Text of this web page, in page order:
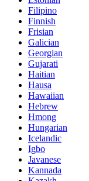
Filipino
Finnish
Frisian
Galician
Georgian
Gujarati
Haitian
Hausa
Hawaiian
Hebrew
Hmong
Hungarian
Icelandic
Igbo
Javanese
Kannada